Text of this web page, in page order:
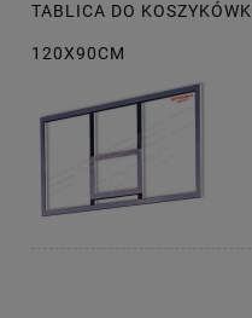
TABLICA DO
120X90CM